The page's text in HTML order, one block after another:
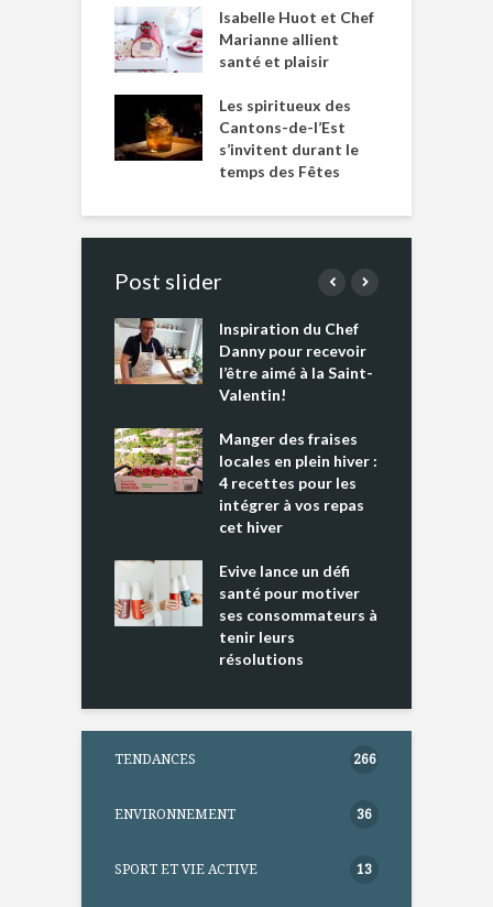
Isabelle Huot et Chef
Marianne allient
santé et plaisir
Les spiritueux des
Cantons-de-l’Est
s’invitent durant le
temps des Fêtes
Post slider
Inspiration du Chef
Danny pour recevoir
l’être aimé à la Saint-
Valentin!
Manger des fraises
locales en plein hiver :
4 recettes pour les
intégrer à vos repas
cet hiver
Evive lance un défi
santé pour motiver
ses consommateurs à
tenir leurs
résolutions
TENDANCES 266
ENVIRONNEMENT 36
SPORT ET VIE ACTIVE 13